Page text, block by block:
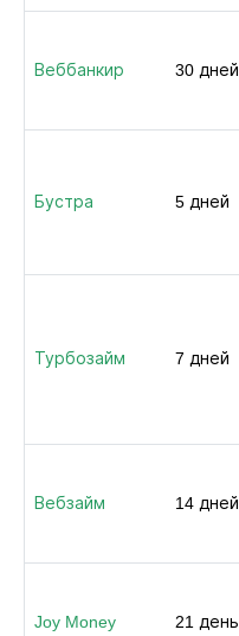
Веббанкир 30 дней
Бустра 5 дней
Турбозайм 7 дней
Вебзайм 14 дней
Joy Money 21 день